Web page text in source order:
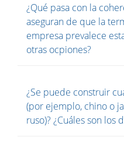
¿Qué pasa con la
aseguran de que la
empresa prevalece
otras ocpiones?
¿Se puede construir
(por ejemplo, chino o
ruso)? ¿Cuáles son los